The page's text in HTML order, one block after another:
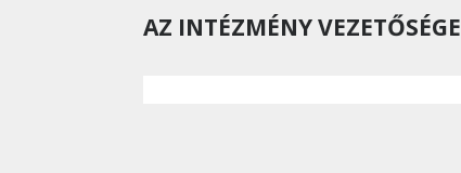
AZ INTÉZMÉNY VEZETŐSÉGE